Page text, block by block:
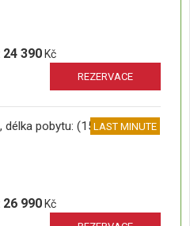
24 390 Kč
REZERVACE
, délka pobytu: (15 dní)LAST MINUTE
26 990 Kč